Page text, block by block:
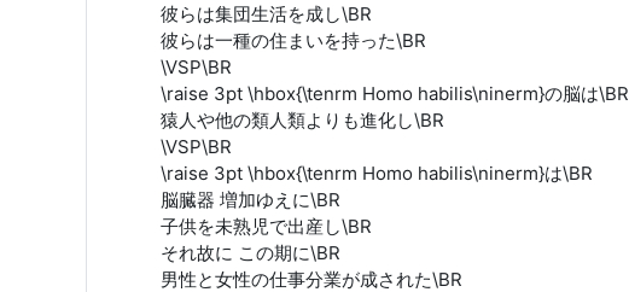
彼らは集団生活を成し\BR
彼らは一種の住まいを持った\BR
\VSP\BR
\raise 3pt \hbox{\tenrm Homo habilis\ninerm}の脳は\BR
猿人や他の類人類よりも進化し\BR
\VSP\BR
\raise 3pt \hbox{\tenrm Homo habilis\ninerm}は\BR
脳臓器 増加ゆえに\BR
子供を未熟児で出産し\BR
それ故に この期に\BR
男性と女性の仕事分業が成された\BR